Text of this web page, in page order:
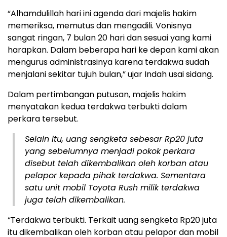
“Alhamdulillah hari ini agenda dari majelis hakim
memeriksa, memutus dan mengadili. Vonisnya
sangat ringan, 7 bulan 20 hari dan sesuai yang kami
harapkan. Dalam beberapa hari ke depan kami akan
mengurus administrasinya karena terdakwa sudah
menjalani sekitar tujuh bulan,” ujar Indah usai sidang.
Dalam pertimbangan putusan, majelis hakim
menyatakan kedua terdakwa terbukti dalam
perkara tersebut.
Selain itu, uang sengketa sebesar Rp20 juta
yang sebelumnya menjadi pokok perkara
disebut telah dikembalikan oleh korban atau
pelapor kepada pihak terdakwa. Sementara
satu unit mobil Toyota Rush milik terdakwa
juga telah dikembalikan.
“Terdakwa terbukti. Terkait uang sengketa Rp20 juta
itu dikembalikan oleh korban atau pelapor dan mobil